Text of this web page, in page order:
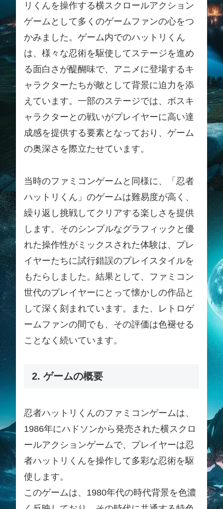
リくんを操作する横スクロールアクション
ゲームとして多くのゲームファンの心をつ
かみました。ゲーム内でのハットリくん
は、様々な忍術を駆使してステージを進め
る面白さが醍醐味で、アニメに登場するキ
ャラクターたちが敵として背景に迫力を添
えています。一部のステージでは、ボスキ
ャラクターとの戦いがプレイヤーに高い達
成感を提供する要素となっており、ゲーム
の奥深さを際立たせています。
当時のファミコンゲームと同様に、「忍者
ハットリくん」のゲームは難易度が高く、
繰り返し挑戦してクリアする楽しさを提供
します。そのシンプルなグラフィックと優
れた操作性がミックスされた体験は、プレ
イヤーたちに試行錯誤のプレイスタイルを
もたらしました。結果として、ファミコン
世代のプレイヤーにとって懐かしの作品と
して深く刻まれています。また、レトロゲ
ームファンの間でも、その評価は色褪せる
ことなく続いています。
2. ゲームの概要
忍者ハットリくんのファミコンゲームは、
1986年にハドソンから発売された横スクロ
ールアクションゲームで、プレイヤーは忍
者ハットリくんを操作して多彩な忍術を駆
使します。
このゲームは、1980年代の時代背景を色濃